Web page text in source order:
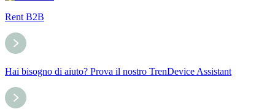
Rent B2B
Hai bisogno di aiuto? Prova il nostro TrenDevice Assistant